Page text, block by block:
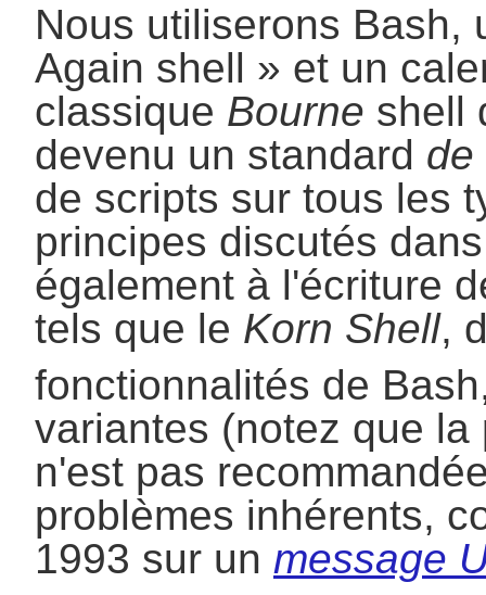
Nous utiliserons Bash,
Again shell » et un
classique Bourne shell
devenu un standard de
de scripts sur tous les
principes discutés
également à l'écriture
tels que le Korn Shell,
fonctionnalités de
variantes (notez que
n'est pas
problèmes inhérents,
1993 sur un message